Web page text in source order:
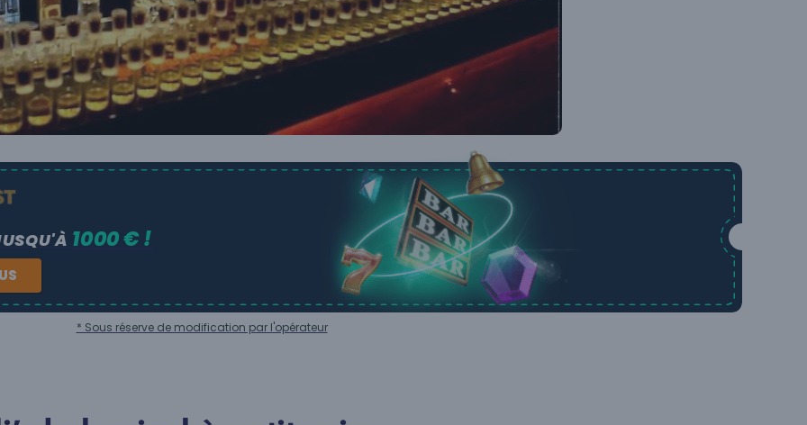
1000 € !
* Sous réserve de modification par l'opérateur